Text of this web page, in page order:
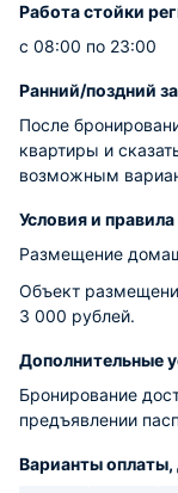
Работа стойки
с 08:00 по 23:00
Ранний/поздний
После
квартиры и
возможным
Условия и
Размещение
Объект
3 000 рублей.
Дополнительные
Бронирование
предъявлении
Варианты оплаты,